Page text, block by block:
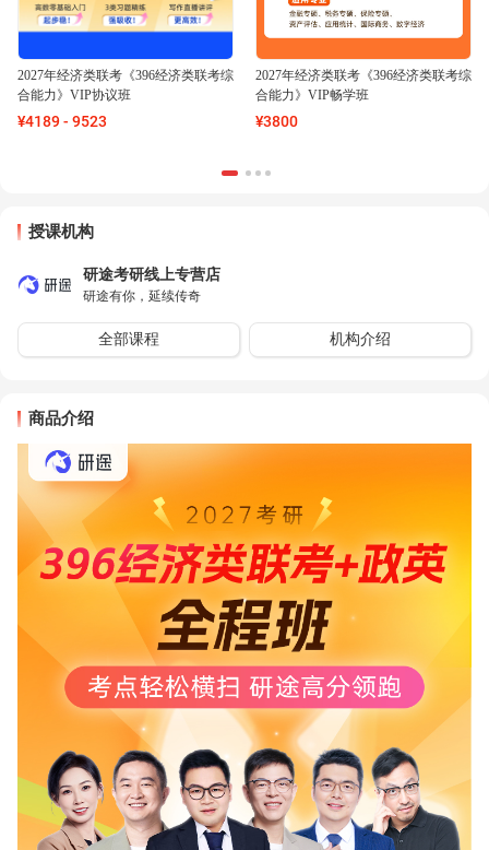
2027年经济类联考《396经济类联考综
合能力》VIP协议班
¥4189- 9523
2027年经济类联考《396经济类联考综
合能力》VIP畅学班
¥3800
授课机构
研途考研线上专营店
研途有你，延续传奇
全部课程 机构介绍
商品介绍